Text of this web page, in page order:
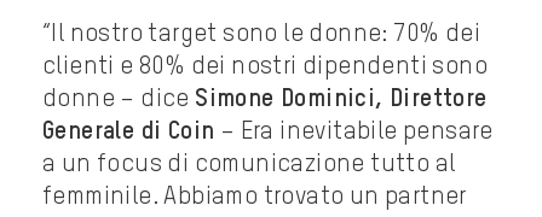
“Il nostro target sono le donne: 70% dei
clienti e 80% dei nostri dipendenti sono
donne – dice Simone Dominici, Direttore
Generale di Coin – Era inevitabile pensare
a un focus di comunicazione tutto al
femminile. Abbiamo trovato un partner